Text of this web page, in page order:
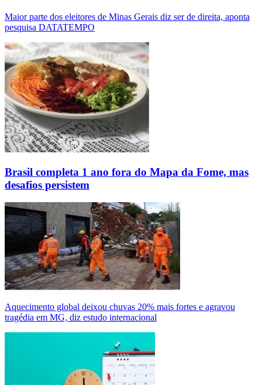
Maior parte dos eleitores de Minas Gerais diz ser de direita, aponta
pesquisa DATATEMPO
Brasil completa 1 ano fora do Mapa da Fome, mas
desafios persistem
Aquecimento global deixou chuvas 20% mais fortes e agravou
tragédia em MG, diz estudo internacional